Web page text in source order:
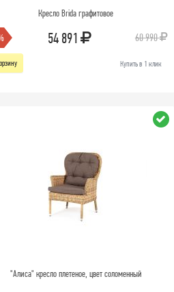
Кресло Brida графитовое
54 891 60 990
Купить в 1 клик
"Алиса" кресло плетеное, цвет соломенный